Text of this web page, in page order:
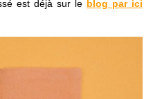
est déjà sur le blog par ici